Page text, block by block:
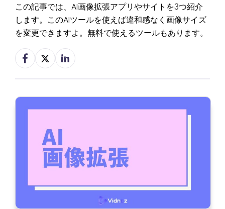
この記事では、AI画像拡張アプリやサイトを3つ紹介
します。このAIツールを使えば違和感なく画像サイズ
を変更できますよ。無料で使えるツールもあります。